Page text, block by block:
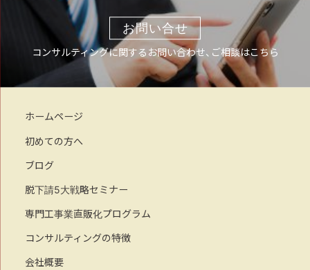
お問い合せ
コンサルティングに関するお問い合わせ、ご相談はこちら
ホームページ
初めての方へ
ブログ
脱下請5大戦略セミナー
専門工事業直販化プログラム
コンサルティングの特徴
会社概要